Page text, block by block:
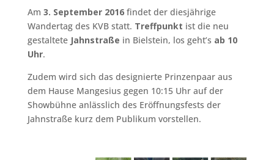
Am 3. September 2016findet der diesjährige
Wandertag des KVB statt. Treffpunkt ist die neu
gestaltete Jahnstraße in Bielstein, los geht’s ab 10
Uhr.
Zudem wird sich das designierte Prinzenpaar aus
dem Hause Mangesius gegen 10:15 Uhr auf der
Showbühne anlässlich des Eröffnungsfests der
Jahnstraße kurz dem Publikum vorstellen.